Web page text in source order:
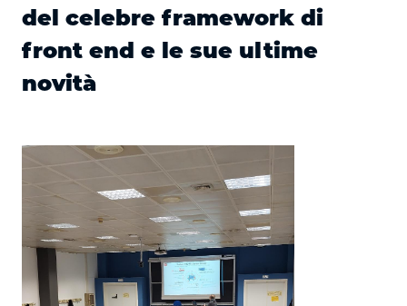
del celebre framework di
front end e le sue ultime
novità